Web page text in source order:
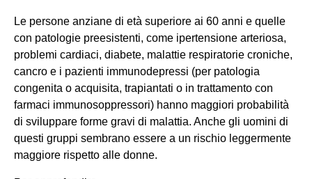
Le persone anziane di età superiore ai 60 anni e quelle
con patologie preesistenti, come ipertensione arteriosa,
problemi cardiaci, diabete, malattie respiratorie croniche,
cancro e i pazienti immunodepressi (per patologia
congenita o acquisita, trapiantati o in trattamento con
farmaci immunosoppressori) hanno maggiori probabilità
di sviluppare forme gravi di malattia. Anche gli uomini di
questi gruppi sembrano essere a un rischio leggermente
maggiore rispetto alle donne.